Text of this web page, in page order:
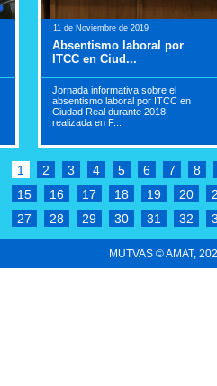
11 de Noviembre de 2019
Absentismo laboral por
ITCC en Ciud...
Jornada informativa sobre el
absentismo laboral por ITCC en
Ciudad Real durante 2018,
realizada en F...
1 2 3 4 5 6 7
8
15
16 17 18 19 20
27
28 29 30 31 32
MUTVAS © AMAT,